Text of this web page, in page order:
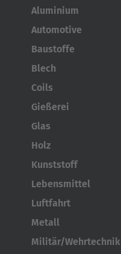
Aluminium
Automotive
Baustoffe
Blech
Coils
Gießerei
Glas
Holz
Kunststoff
Lebensmittel
Luftfahrt
Metall
Militär/Wehrtechnik